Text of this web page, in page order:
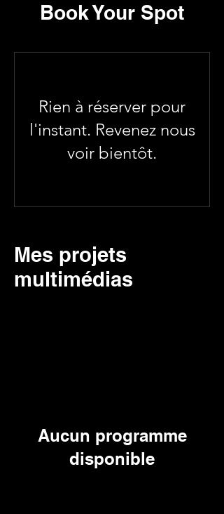
Book Your Spot
Rien à réserver pour
l'instant. Revenez nous
voir bientôt.
Mes projets
multimédias
Aucun programme
disponible